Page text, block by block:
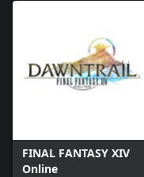
FINAL FANTASY XIV
Online